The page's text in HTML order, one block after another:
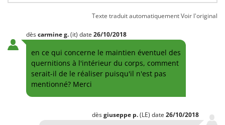
Texte traduit automatiquementVoir l'original
dèscarmineg.(it) date 26/10/2018
en ce qui concerne le maintien éventuel des
quernitions à l'intérieur du corps, comment
serait-il de le réaliser puisqu'il n'est pas
mentionné? Merci
dèsgiuseppe p.(LE) date 26/10/2018